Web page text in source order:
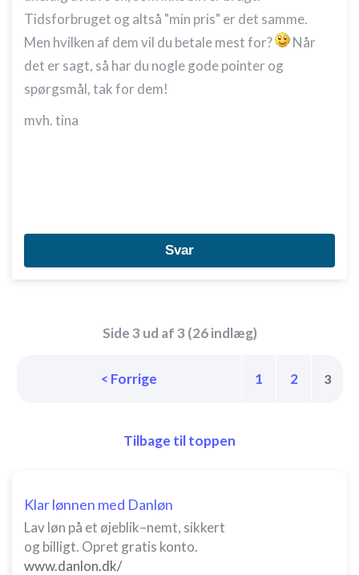
Tidsforbruget og altså "min pris" er det samme.
Men hvilken af dem vil du betale mest for?
Når
det er sagt, så har du nogle gode pointer og
spørgsmål, tak for dem!
mvh. tina
Svar
Side 3 ud af 3 (26 indlæg)
< Forrige 1 2 3
Tilbage til toppen
Klar lønnen med Danløn
Lav løn på et øjeblik–nemt, sikkert
og billigt. Opret gratis konto.
www.danlon.dk/